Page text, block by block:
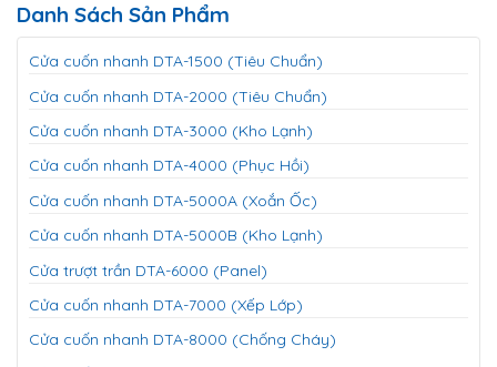
Danh Sách Sản Phẩm
Cửa cuốn nhanh DTA-1500 (Tiêu Chuẩn)
Cửa cuốn nhanh DTA-2000 (Tiêu Chuẩn)
Cửa cuốn nhanh DTA-3000 (Kho Lạnh)
Cửa cuốn nhanh DTA-4000 (Phục Hồi)
Cửa cuốn nhanh DTA-5000A (Xoắn Ốc)
Cửa cuốn nhanh DTA-5000B (Kho Lạnh)
Cửa trượt trần DTA-6000 (Panel)
Cửa cuốn nhanh DTA-7000 (Xếp Lớp)
Cửa cuốn nhanh DTA-8000 (Chống Cháy)